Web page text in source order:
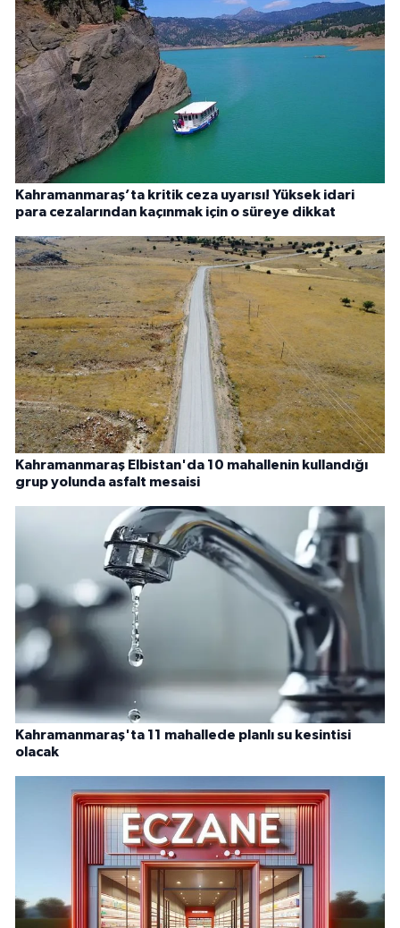
Kahramanmaraş’ta kritik ceza uyarısı! Yüksek idari
para cezalarından kaçınmak için o süreye dikkat
Kahramanmaraş Elbistan'da 10 mahallenin kullandığı
grup yolunda asfalt mesaisi
Kahramanmaraş'ta 11 mahallede planlı su kesintisi
olacak